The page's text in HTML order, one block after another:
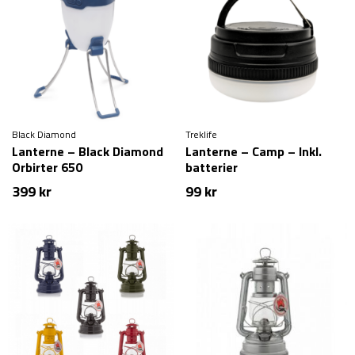
Black Diamond
Lanterne – Black Diamond
Orbirter 650
399kr
Treklife
Lanterne – Camp – Inkl.
batterier
99kr